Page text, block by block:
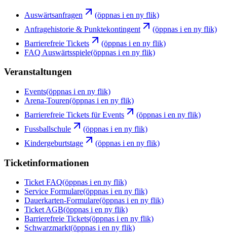
Auswärtsanfragen
(öppnas i en ny flik)
Anfragehistorie & Punktekontingent
(öppnas i en ny flik)
Barrierefreie Tickets
(öppnas i en ny flik)
FAQ Auswärtsspiele(öppnas i en ny flik)
Veranstaltungen
Events(öppnas i en ny flik)
Arena-Touren(öppnas i en ny flik)
Barrierefreie Tickets für Events
(öppnas i en ny flik)
Fussballschule
(öppnas i en ny flik)
Kindergeburtstage
(öppnas i en ny flik)
Ticketinformationen
Ticket FAQ(öppnas i en ny flik)
Service Formulare(öppnas i en ny flik)
Dauerkarten-Formulare(öppnas i en ny flik)
Ticket AGB(öppnas i en ny flik)
Barrierefreie Tickets(öppnas i en ny flik)
Schwarzmarkt(öppnas i en ny flik)